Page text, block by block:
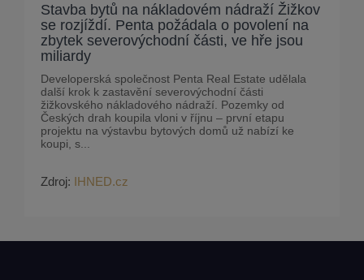
Stavba bytů na nákladovém nádraží Žižkov
se rozjíždí. Penta požádala o povolení na
zbytek severovýchodní části, ve hře jsou
miliardy
Developerská společnost Penta Real Estate udělala
další krok k zastavění severovýchodní části
žižkovského nákladového nádraží. Pozemky od
Českých drah koupila vloni v říjnu – první etapu
projektu na výstavbu bytových domů už nabízí ke
koupi, s...
Zdroj: IHNED.cz